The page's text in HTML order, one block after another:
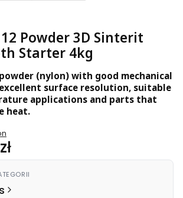
Powder 3D Sinterit
Starter 4kg
(nylon) with good mechanical
surface resolution, suitable
applications and parts that
heat.